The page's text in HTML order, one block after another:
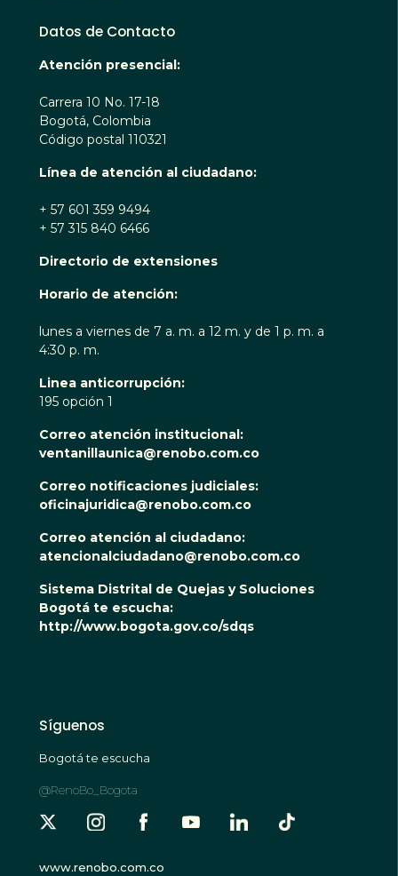
Datos de Contacto
Atención presencial:
Carrera 10 No. 17-18
Bogotá, Colombia
Código postal 110321
Línea de atención al ciudadano:
+ 57 601 359 9494
+ 57 315 840 6466
Directorio de extensiones
Horario de atención:
lunes a viernes de 7 a. m. a 12 m. y de 1 p. m. a
4:30 p. m.
Linea anticorrupción:
195 opción 1
Correo atención institucional:
ventanillaunica@renobo.com.co
Correo notificaciones judiciales:
oficinajuridica@renobo.com.co
Correo atención al ciudadano:
atencionalciudadano@renobo.com.co
Sistema Distrital de Quejas y Soluciones
Bogotá te escucha:
http://www.bogota.gov.co/sdqs
Síguenos
Bogotá te escucha
@RenoBo_Bogota
www.renobo.com.co